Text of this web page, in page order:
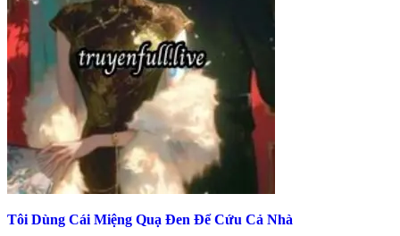
Tôi Dùng Cái Miệng Quạ Đen Để Cứu Cả Nhà